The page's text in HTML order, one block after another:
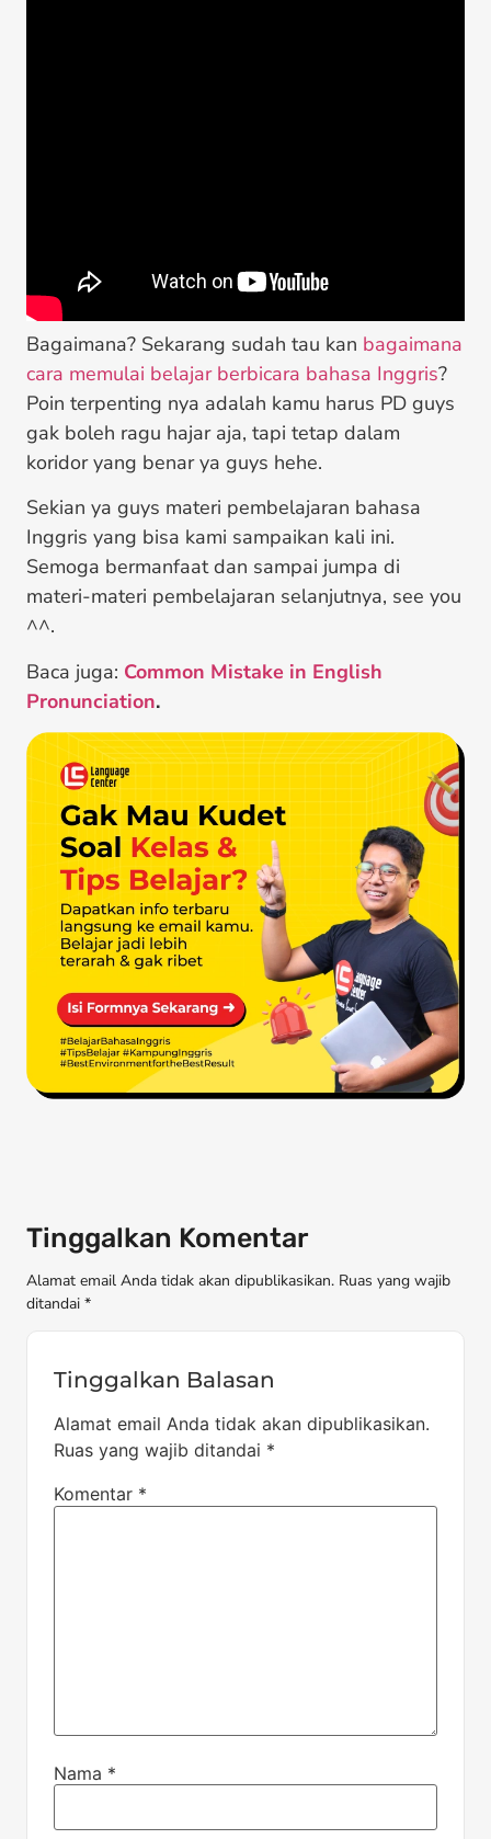
Bagaimana? Sekarang sudah tau kan bagaimana
cara memulai belajar berbicara bahasa Inggris?
Poin terpenting nya adalah kamu harus PD guys
gak boleh ragu hajar aja, tapi tetap dalam
koridor yang benar ya guys hehe.
Sekian ya guys materi pembelajaran bahasa
Inggris yang bisa kami sampaikan kali ini.
Semoga bermanfaat dan sampai jumpa di
materi-materi pembelajaran selanjutnya, see you
^^.
Baca juga: Common Mistake in English
Pronunciation.
Tinggalkan Komentar
Alamat email Anda tidak akan dipublikasikan. Ruas yang wajib
ditandai *
Tinggalkan Balasan
Alamat email Anda tidak akan dipublikasikan.
Ruas yang wajib ditandai *
Komentar *
Nama *